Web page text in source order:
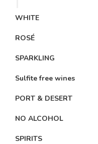
WHITE
ROSÉ
SPARKLING
Sulfite free wines
PORT & DESERT
NO ALCOHOL
SPIRITS